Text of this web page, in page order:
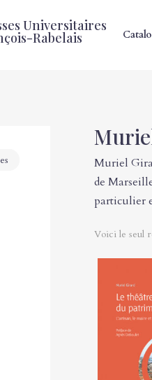
Universitaires
Rabelais
Muriel
de
particulier
Voici le seul